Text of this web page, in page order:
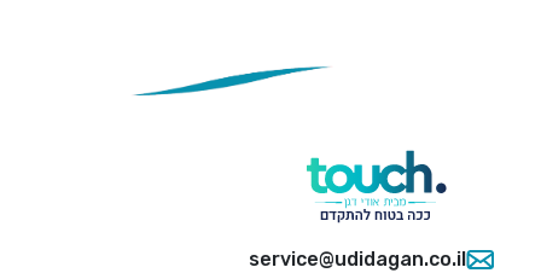
service@udidagan.co.il